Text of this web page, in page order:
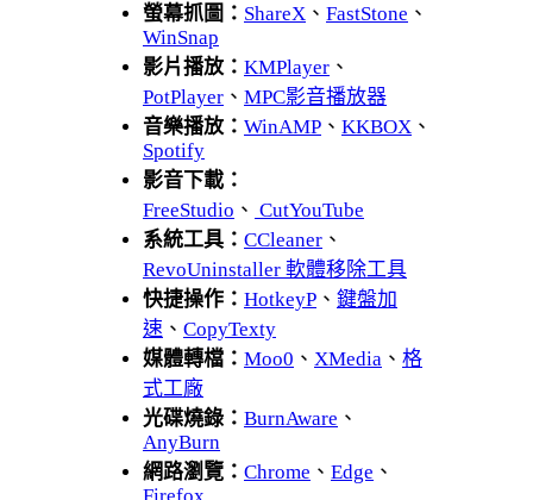
螢幕抓圖： ShareX 、 FastStone 、
WinSnap
影片播放： KMPlayer 、
PotPlayer 、 MPC影音播放器
音樂播放： WinAMP 、 KKBOX 、
Spotify
影音下載：
FreeStudio 、 CutYouTube
系統工具： CCleaner 、
RevoUninstaller 軟體移除工具
快捷操作： HotkeyP 、 鍵盤加
速 、 CopyTexty
媒體轉檔： Moo0 、 XMedia 、 格
式工廠
光碟燒錄： BurnAware 、
AnyBurn
網路瀏覽： Chrome 、 Edge 、
Firefox